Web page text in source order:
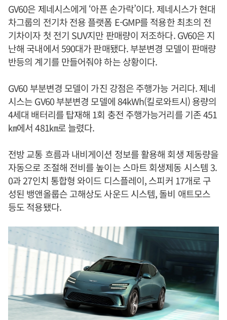
GV60은 제네시스에게 ‘아픈 손가락’이다. 제네시스가 현대
차그룹의 전기차 전용 플랫폼 E-GMP를 적용한 최초의 전
기차이자 첫 전기 SUV지만 판매량이 저조하다. GV60은 지
난해 국내에서 590대가 판매됐다. 부분변경 모델이 판매량
반등의 계기를 만들어줘야 하는 상황이다.
GV60 부분변경 모델이 가진 강점은 주행가능 거리다. 제네
시스는 GV60 부분변경 모델에 84kWh(킬로와트시) 용량의
4세대 배터리를 탑재해 1회 충전 주행가능거리를 기존 451
㎞에서 481㎞로 늘렸다.
전방 교통 흐름과 내비게이션 정보를 활용해 회생 제동량을
자동으로 조절해 전비를 높이는 스마트 회생제동 시스템 3.
0과 27인치 통합형 와이드 디스플레이, 스피커 17개로 구
성된 뱅앤올룹슨 고해상도 사운드 시스템, 돌비 애트모스
등도 적용됐다.